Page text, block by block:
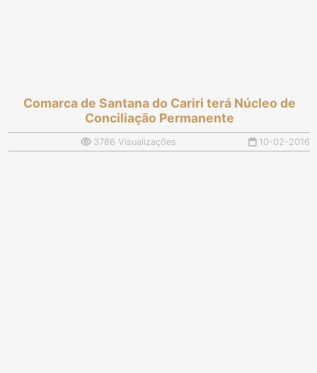
Comarca de Santana do Cariri terá Núcleo de
Conciliação Permanente
3786 Visualizações 10-02-2016